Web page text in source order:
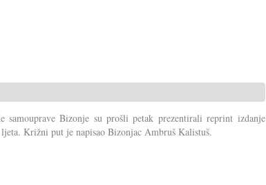
samouprave Bizonje su prošli petak prezentirali reprint izdanje
Križni put je napisao Bizonjac Ambruš Kalistuš.